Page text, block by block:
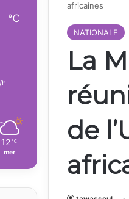
africaines
NATIONALE
La
de
℃
h
12 ℃
mer